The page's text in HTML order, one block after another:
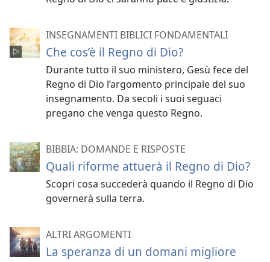
INSEGNAMENTI BIBLICI FONDAMENTALI
Che cos’è il Regno di Dio?
Durante tutto il suo ministero, Gesù fece del
Regno di Dio l’argomento principale del suo
insegnamento. Da secoli i suoi seguaci
pregano che venga questo Regno.
BIBBIA: DOMANDE E RISPOSTE
Quali riforme attuerà il Regno di Dio?
Scopri cosa succederà quando il Regno di Dio
governerà sulla terra.
ALTRI ARGOMENTI
La speranza di un domani migliore